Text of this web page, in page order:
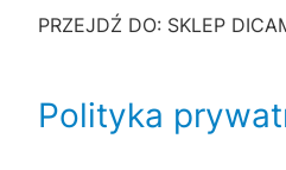
PRZEJDŹ DO: SKLEP
Polityka